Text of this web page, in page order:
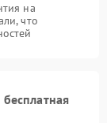
на
что